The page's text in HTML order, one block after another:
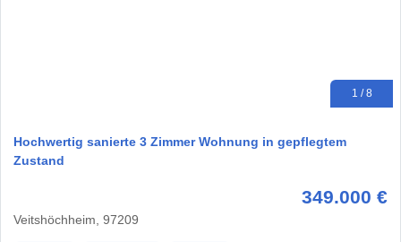
1 / 8
Hochwertig sanierte 3 Zimmer Wohnung in gepflegtem
Zustand
349.000 €
Veitshöchheim, 97209